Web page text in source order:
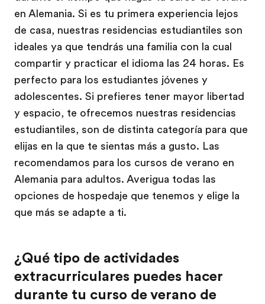
en Alemania. Si es tu primera experiencia lejos
de casa, nuestras residencias estudiantiles son
ideales ya que tendrás una familia con la cual
compartir y practicar el idioma las 24 horas. Es
perfecto para los estudiantes jóvenes y
adolescentes. Si prefieres tener mayor libertad
y espacio, te ofrecemos nuestras residencias
estudiantiles, son de distinta categoría para que
elijas en la que te sientas más a gusto. Las
recomendamos para los cursos de verano en
Alemania para adultos. Averigua todas las
opciones de hospedaje que tenemos y elige la
que más se adapte a ti.
¿Qué tipo de actividades
extracurriculares puedes hacer
durante tu curso de verano de